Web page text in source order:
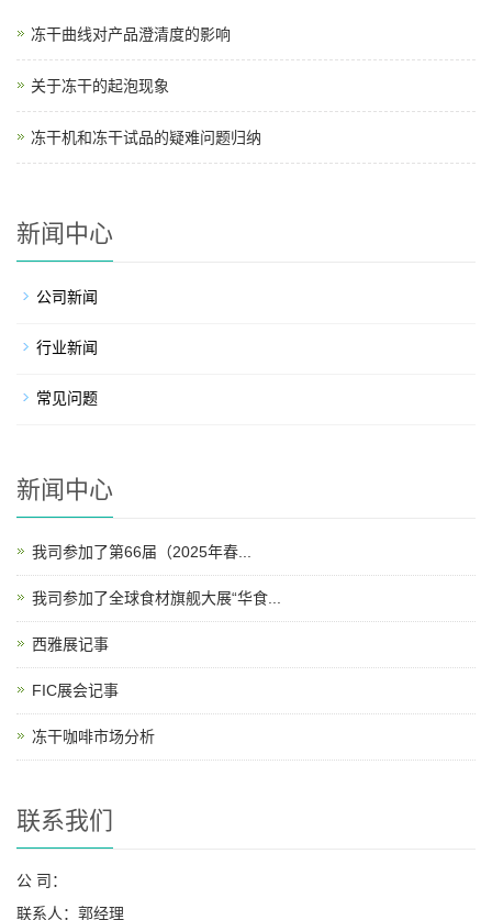
冻干曲线对产品澄清度的影响
关于冻干的起泡现象
冻干机和冻干试品的疑难问题归纳
新闻中心
公司新闻
行业新闻
常见问题
新闻中心
我司参加了第66届（2025年春...
我司参加了全球食材旗舰大展“华食...
西雅展记事
FIC展会记事
冻干咖啡市场分析
联系我们
公 司：
联系人：郭经理